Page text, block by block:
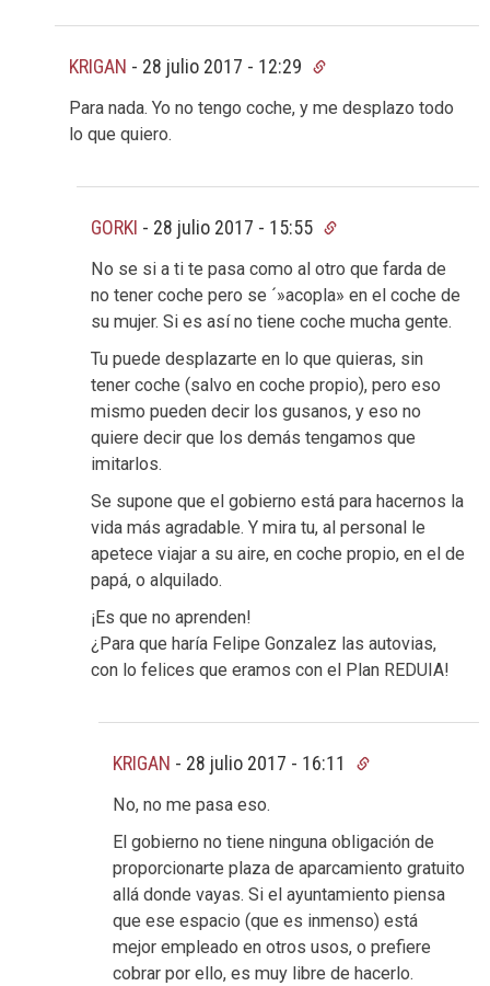
KRIGAN - 28 julio 2017 - 12:29
Para nada. Yo no tengo coche, y me desplazo todo
lo que quiero.
GORKI - 28 julio 2017 - 15:55
No se si a ti te pasa como al otro que farda de
no tener coche pero se ´»acopla» en el coche de
su mujer. Si es así no tiene coche mucha gente.
Tu puede desplazarte en lo que quieras, sin
tener coche (salvo en coche propio), pero eso
mismo pueden decir los gusanos, y eso no
quiere decir que los demás tengamos que
imitarlos.
Se supone que el gobierno está para hacernos la
vida más agradable. Y mira tu, al personal le
apetece viajar a su aire, en coche propio, en el de
papá, o alquilado.
¡Es que no aprenden!
¿Para que haría Felipe Gonzalez las autovias,
con lo felices que eramos con el Plan REDUIA!
KRIGAN - 28 julio 2017 - 16:11
No, no me pasa eso.
El gobierno no tiene ninguna obligación de
proporcionarte plaza de aparcamiento gratuito
allá donde vayas. Si el ayuntamiento piensa
que ese espacio (que es inmenso) está
mejor empleado en otros usos, o prefiere
cobrar por ello, es muy libre de hacerlo.